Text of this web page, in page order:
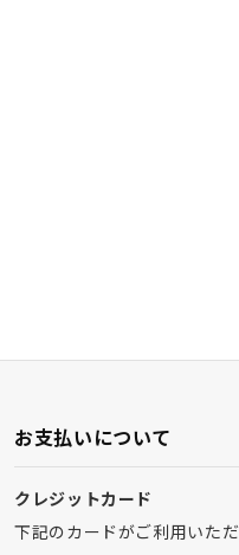
お支払いについて
クレジットカード
下記のカードがご利用いただ